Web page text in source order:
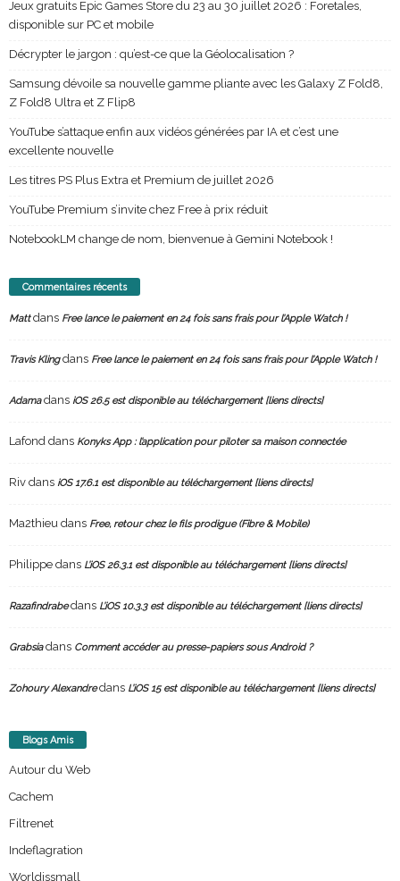
Jeux gratuits Epic Games Store du 23 au 30 juillet 2026 : Foretales,
disponible sur PC et mobile
Décrypter le jargon : qu’est-ce que la Géolocalisation ?
Samsung dévoile sa nouvelle gamme pliante avec les Galaxy Z Fold8,
Z Fold8 Ultra et Z Flip8
YouTube s’attaque enfin aux vidéos générées par IA et c’est une
excellente nouvelle
Les titres PS Plus Extra et Premium de juillet 2026
YouTube Premium s’invite chez Free à prix réduit
NotebookLM change de nom, bienvenue à Gemini Notebook !
Commentaires récents
Mattdans Free lance le paiement en 24 fois sans frais pour l’Apple Watch !
Travis Klingdans Free lance le paiement en 24 fois sans frais pour l’Apple Watch !
Adamadans iOS 26.5 est disponible au téléchargement [liens directs]
Lafond dans Konyks App : l’application pour piloter sa maison connectée
Riv dans iOS 17.6.1 est disponible au téléchargement [liens directs]
Ma2thieu dans Free, retour chez le fils prodigue (Fibre & Mobile)
Philippe dans L’iOS 26.3.1 est disponible au téléchargement [liens directs]
Razafindrabedans L’iOS 10.3.3 est disponible au téléchargement [liens directs]
Grabsiadans Comment accéder au presse-papiers sous Android ?
Zohoury Alexandredans L’iOS 15 est disponible au téléchargement [liens directs]
Blogs Amis
Autour du Web
Cachem
Filtrenet
Indeflagration
Worldissmall